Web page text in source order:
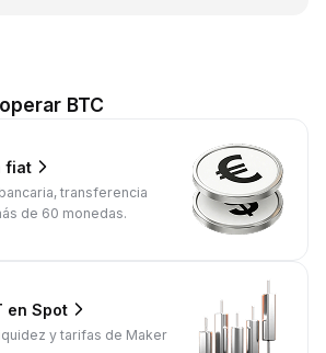
BTC
fiat
transferencia
de 60 monedas.
en Spot
y tarifas de Maker